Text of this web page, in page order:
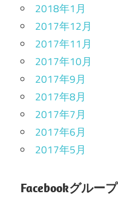
2018年1月
2017年12月
2017年11月
2017年10月
2017年9月
2017年8月
2017年7月
2017年6月
2017年5月
Facebookグループ